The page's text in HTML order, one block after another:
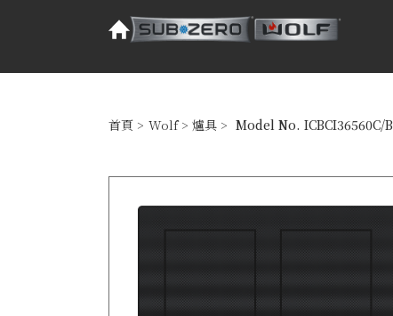
首頁 > Wolf > 爐具 > Model No. ICBCI36560C/B